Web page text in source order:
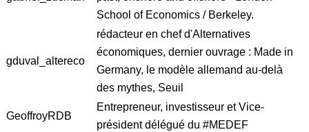
School of Economics / Berkeley.
gduval_altereco
rédacteur en chef d'Alternatives
économiques, dernier ouvrage : Made in
Germany, le modèle allemand au-delà
des mythes, Seuil
GeoffroyRDB
Entrepreneur, investisseur et Vice-
président délégué du #MEDEF